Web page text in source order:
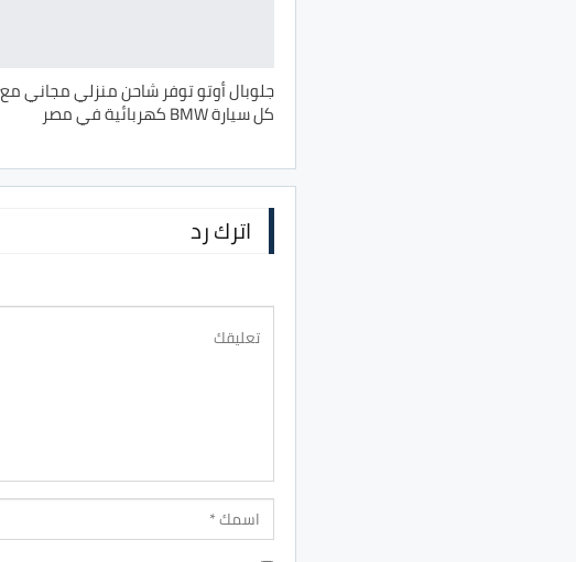
جلوبال أوتو توفر شاحن منزلي مجاني مع
كل سيارة BMW كهربائية في مصر
اترك رد